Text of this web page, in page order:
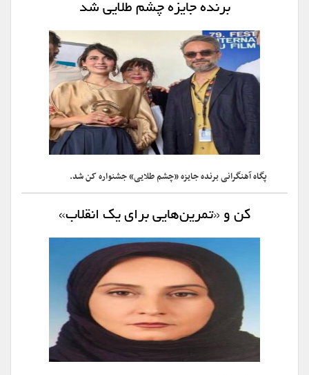
برنده جایزه چشم طلایی شد
پگاه آهنگرانی برنده جایزه «چشم طلایی» جشنواره کن شد.
کن و «تمرین‌هایی برای یک انقلاب»